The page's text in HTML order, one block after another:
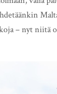
– nyt niitä